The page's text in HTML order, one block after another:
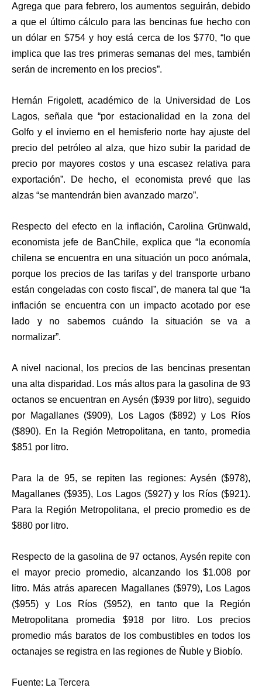
Agrega que para febrero, los aumentos seguirán, debido
a que el último cálculo para las bencinas fue hecho con
un dólar en $754 y hoy está cerca de los $770, “lo que
implica que las tres primeras semanas del mes, también
serán de incremento en los precios”.
Hernán Frigolett, académico de la Universidad de Los
Lagos, señala que “por estacionalidad en la zona del
Golfo y el invierno en el hemisferio norte hay ajuste del
precio del petróleo al alza, que hizo subir la paridad de
precio por mayores costos y una escasez relativa para
exportación”. De hecho, el economista prevé que las
alzas “se mantendrán bien avanzado marzo”.
Respecto del efecto en la inflación, Carolina Grünwald,
economista jefe de BanChile, explica que “la economía
chilena se encuentra en una situación un poco anómala,
porque los precios de las tarifas y del transporte urbano
están congeladas con costo fiscal”, de manera tal que “la
inflación se encuentra con un impacto acotado por ese
lado y no sabemos cuándo la situación se va a
normalizar”.
A nivel nacional, los precios de las bencinas presentan
una alta disparidad. Los más altos para la gasolina de 93
octanos se encuentran en Aysén ($939 por litro), seguido
por Magallanes ($909), Los Lagos ($892) y Los Ríos
($890). En la Región Metropolitana, en tanto, promedia
$851 por litro.
Para la de 95, se repiten las regiones: Aysén ($978),
Magallanes ($935), Los Lagos ($927) y los Ríos ($921).
Para la Región Metropolitana, el precio promedio es de
$880 por litro.
Respecto de la gasolina de 97 octanos, Aysén repite con
el mayor precio promedio, alcanzando los $1.008 por
litro. Más atrás aparecen Magallanes ($979), Los Lagos
($955) y Los Ríos ($952), en tanto que la Región
Metropolitana promedia $918 por litro. Los precios
promedio más baratos de los combustibles en todos los
octanajes se registra en las regiones de Ñuble y Biobío.
Fuente: La Tercera